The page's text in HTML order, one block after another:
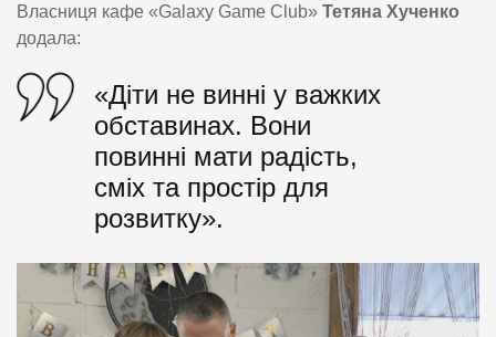
Власниця кафе «Galaxy Game Club» Тетяна Хученко
додала:
«Діти не винні у важких
обставинах. Вони
повинні мати радість,
сміх та простір для
розвитку».